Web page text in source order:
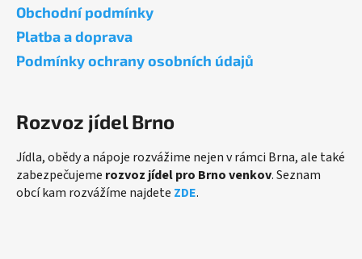
Obchodní podmínky
Platba a doprava
Podmínky ochrany osobních údajů
Rozvoz jídel Brno
Jídla, obědy a nápoje rozvážime nejen v rámci Brna, ale také
zabezpečujeme rozvoz jídel pro Brno venkov. Seznam
obcí kam rozvážíme najdete ZDE.